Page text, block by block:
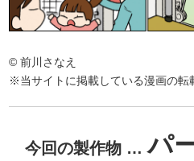
© 前川さなえ
※当サイトに掲載している漫画の転
今回の製作物 …パ